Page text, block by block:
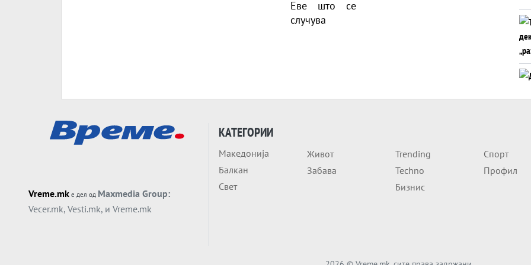
Vreme.mk е дел од Maxmedia Group:
Vecer.mk, Vesti.mk, и Vreme.mk
КАТЕГОРИИ
Македонија
Балкан
Свет
Живот
Забава
Trending
Techno
Бизнис
Спорт
Профил